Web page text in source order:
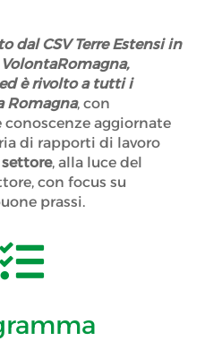
dal CSV Terre Estensi in
è rivolto a tutti i
Romagna, con
aggiornate
di rapporti di lavoro
, alla luce del
con focus su
prassi.
